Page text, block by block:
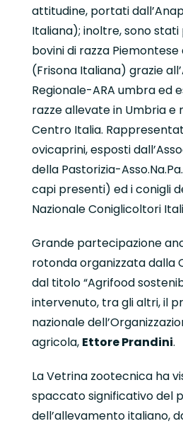
attitudine, portati
Italiana); inoltre, sono
bovini di razza
(Frisona Italiana) grazie
Regionale-ARA umbra ed
razze allevate in Umbria e
Centro Italia.
ovicaprini, esposti
della Pastorizia-
capi presenti) ed i conigli
Nazionale Coniglicoltori
Grande partecipazione
rotonda organizzata dalla
dal titolo “Agrifood
intervenuto, tra gli altri, il
nazionale
agricola, Ettore Prandini.
La Vetrina zootecnica ha
spaccato significativo del
dell’allevamento italiano,